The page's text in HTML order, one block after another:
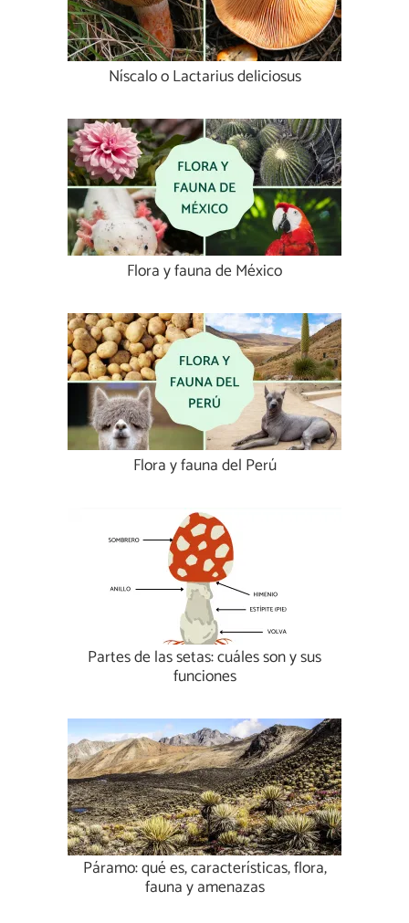
Níscalo o Lactarius deliciosus
Flora y fauna de México
Flora y fauna del Perú
Partes de las setas: cuáles son y sus
funciones
Páramo: qué es, características, flora,
fauna y amenazas